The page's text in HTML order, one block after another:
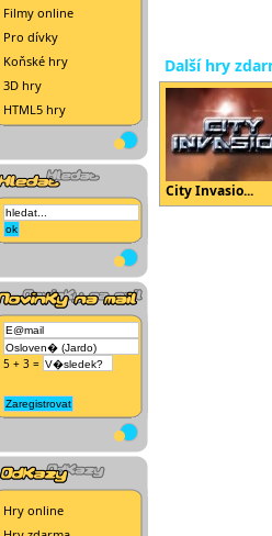
Filmy online
Pro dívky
Koňské hry
3D hry
HTML5 hry
5 + 3 =
Hry online
Další hry
City Invasio...